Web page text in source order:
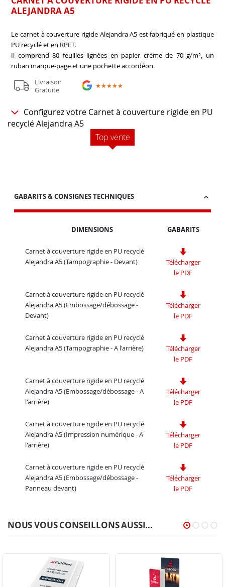
ALEJANDRA A5
Le carnet à couverture rigide Alejandra A5 est fabriqué en plastique
PU recyclé et en RPET.
Il comprend 80 feuilles lignées en papier crème de 70 g/m², un
ruban marque-page et une pochette accordéon.
Livraison
Gratuite
★★★★★
★★★★★
Configurez votre Carnet à couverture rigide en PU
recyclé Alejandra A5
Top vente
GABARITS & CONSIGNES TECHNIQUES
DIMENSIONS GABARITS
Carnet à couverture rigide en PU recyclé
Alejandra A5 (Tampographie - Devant)
Télécharger
le PDF
Carnet à couverture rigide en PU recyclé
Alejandra A5 (Embossage/débossage -
Devant)
Télécharger
le PDF
Carnet à couverture rigide en PU recyclé
Alejandra A5 (Tampographie - A l'arrière)
Télécharger
le PDF
Carnet à couverture rigide en PU recyclé
Alejandra A5 (Embossage/débossage - A
l'arrière)
Télécharger
le PDF
Carnet à couverture rigide en PU recyclé
Alejandra A5 (Impression numérique - A
l'arrière)
Télécharger
le PDF
Carnet à couverture rigide en PU recyclé
Alejandra A5 (Embossage/débossage -
Panneau devant)
Télécharger
le PDF
NOUS VOUS CONSEILLONS AUSSI...